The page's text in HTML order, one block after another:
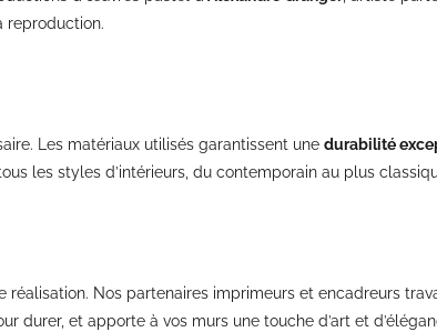
reproduction.
Les matériaux utilisés garantissent unedurabilité
les styles d’intérieurs, du contemporain au plus
Nos partenaires imprimeurs et encadreurs
et apporte à vos murs une touche d’art et